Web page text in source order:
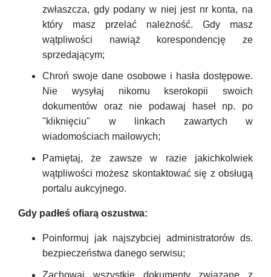
zwłaszcza, gdy podany w niej jest nr konta, na
który masz przelać należność. Gdy masz
wątpliwości nawiąż korespondencję ze
sprzedającym;
Chroń swoje dane osobowe i hasła dostępowe.
Nie wysyłaj nikomu kserokopii swoich
dokumentów oraz nie podawaj haseł np. po
"kliknięciu" w linkach zawartych w
wiadomościach mailowych;
Pamiętaj, że zawsze w razie jakichkolwiek
wątpliwości możesz skontaktować się z obsługą
portalu aukcyjnego.
Gdy padłeś ofiarą oszustwa:
Poinformuj jak najszybciej administratorów ds.
bezpieczeństwa danego serwisu;
Zachowaj wszystkie dokumenty związane z